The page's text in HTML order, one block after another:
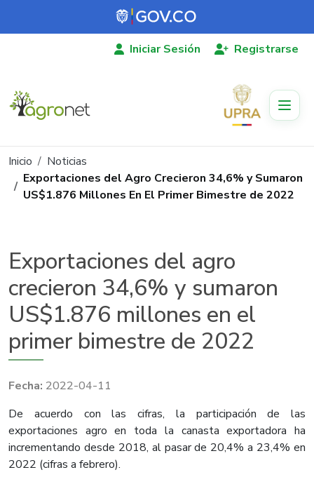
Pasar al contenido principal
Iniciar Sesión Registrarse
Ruta de navegación
Inicio
Noticias
Exportaciones del Agro Crecieron 34,6% y Sumaron
US$1.876 Millones En El Primer Bimestre de 2022
Exportaciones del agro
crecieron 34,6% y sumaron
US$1.876 millones en el
primer bimestre de 2022
2022-04-11
De acuerdo con las cifras, la participación de las
exportaciones agro en toda la canasta exportadora ha
incrementando desde 2018, al pasar de 20,4% a 23,4% en
2022 (cifras a febrero).